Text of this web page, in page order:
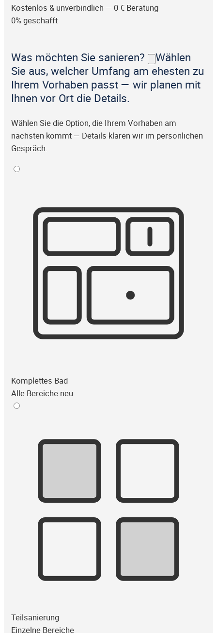
Kostenlos & unverbindlich — 0 € Beratung
0% geschafft
Was möchten Sie sanieren?
Wählen
Sie aus, welcher Umfang am ehesten zu
Ihrem Vorhaben passt — wir planen mit
Ihnen vor Ort die Details.
Wählen Sie die Option, die Ihrem Vorhaben am
nächsten kommt — Details klären wir im persönlichen
Gespräch.
Komplettes Bad
Alle Bereiche neu
Teilsanierung
Einzelne Bereiche